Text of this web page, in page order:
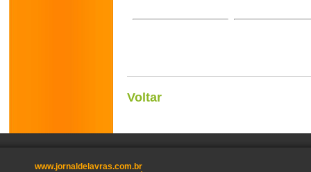
Voltar
www.jornaldelavras.com.br